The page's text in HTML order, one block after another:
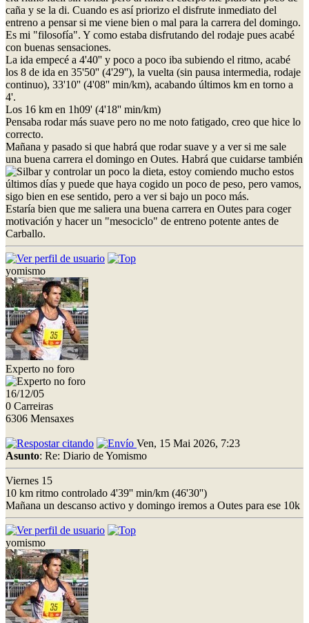
caña y se la di. Cuando es así priorizo el disfrute inmediato del
entreno a pensar si me viene bien o mal para la carrera del domingo.
Es mi "filosofía". Y como estaba disfrutando del rodaje pues acabé
con buenas sensaciones.
La ida empecé a 4'40'' y poco a poco iba subiendo el ritmo, acabé
los 8 de ida en 35'50'' (4'29''), la vuelta (sin pausa intermedia, rodaje
continuo), 33'10'' (4'08'' min/km), acabando últimos km en torno a
4'.
Los 16 km en 1h09' (4'18'' min/km)
Pensaba rodar más suave pero no me noto fatigado, creo que hice lo
correcto.
Mañana y pasado si que habrá que rodar suave y a ver si me sale
una buena carrera el domingo en Outes. Habrá que cuidarse también
y controlar un poco la dieta, estoy comiendo mucho estos
últimos días y puede que haya cogido un poco de peso, pero vamos,
sigo bien en ese sentido, pero a ver si bajo un poco más.
Estaría bien que me saliera una buena carrera en Outes para coger
motivación y hacer un "mesociclo" de entreno potente antes de
Carballo.
yomismo
Experto no foro
16/12/05
0 Carreiras
6306 Mensaxes
Ven, 15 Mai 2026, 7:23
Asunto: Re: Diario de Yomismo
Viernes 15
10 km ritmo controlado 4'39'' min/km (46'30'')
Mañana un descanso activo y domingo iremos a Outes para ese 10k
yomismo